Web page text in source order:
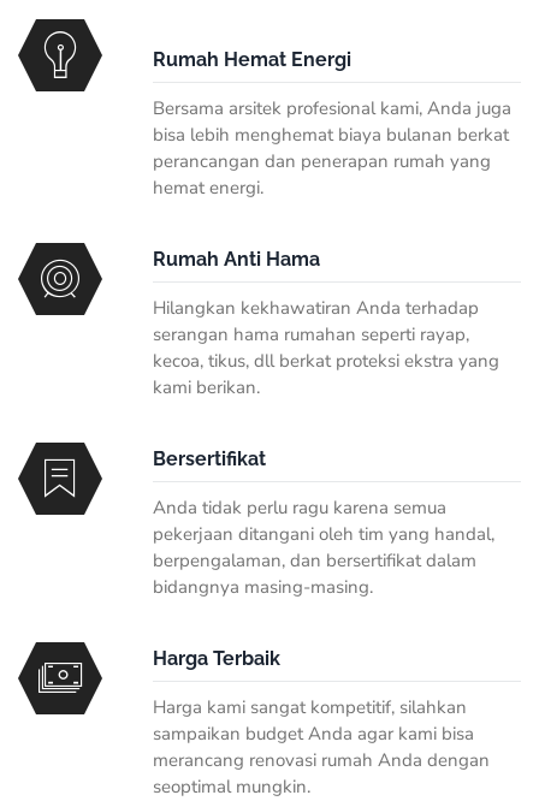
Rumah Hemat Energi
Bersama arsitek profesional kami, Anda juga
bisa lebih menghemat biaya bulanan berkat
perancangan dan penerapan rumah yang
hemat energi.
Rumah Anti Hama
Hilangkan kekhawatiran Anda terhadap
serangan hama rumahan seperti rayap,
kecoa, tikus, dll berkat proteksi ekstra yang
kami berikan.
Bersertifikat
Anda tidak perlu ragu karena semua
pekerjaan ditangani oleh tim yang handal,
berpengalaman, dan bersertifikat dalam
bidangnya masing-masing.
Harga Terbaik
Harga kami sangat kompetitif, silahkan
sampaikan budget Anda agar kami bisa
merancang renovasi rumah Anda dengan
seoptimal mungkin.